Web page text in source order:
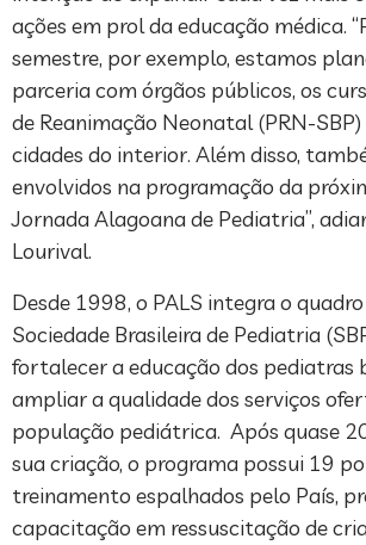
ações em prol da educação médica.
semestre, por exemplo, estamos
parceria com órgãos públicos, os
de Reanimação Neonatal (PRN-
cidades do interior. Além disso,
envolvidos na programação da
Jornada Alagoana de Pediatria”,
Lourival.
Desde 1998, o PALS integra o
Sociedade Brasileira de Pediatria
fortalecer a educação dos pediatras
ampliar a qualidade dos serviços
população pediátrica. Após quase
sua criação, o programa possui 19
treinamento espalhados pelo País,
capacitação em ressuscitação de